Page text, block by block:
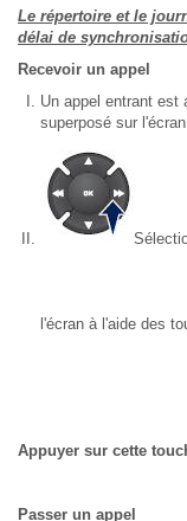
Le répertoire et le
délai de
Recevoir un appel
Un appel entrant est
superposé sur
l'écran à l'aide des
Appuyer sur cette
Passer un appel